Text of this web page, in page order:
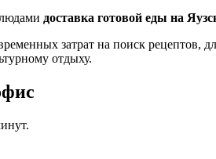
доставка готовой еды на
затрат на поиск рецептов,
отдыху.